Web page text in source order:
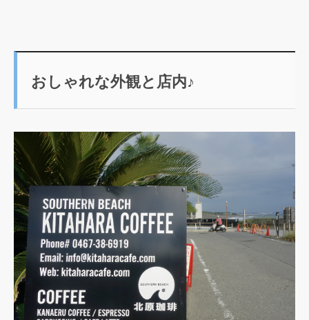
おしゃれな外観と店内♪